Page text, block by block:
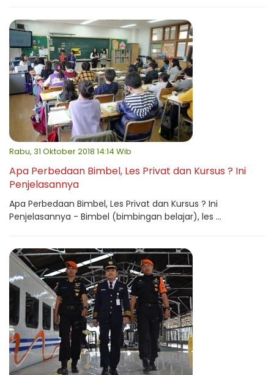
Rabu, 31 Oktober 2018 14:14 Wib
Apa Perbedaan Bimbel, Les Privat dan Kursus ? Ini
Penjelasannya
Apa Perbedaan Bimbel, Les Privat dan Kursus ? Ini
Penjelasannya - Bimbel (bimbingan belajar), les ...